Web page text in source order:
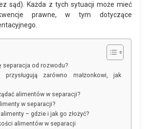
sąd). Każda z tych sytuacji może mieć
prawne, w tym dotyczące
separacja od rozwodu?
przysługują zarówno małżonkowi, jak
alimentów w separacji?
w separacji?
– gdzie i jak go złożyć?
alimentów w separacji